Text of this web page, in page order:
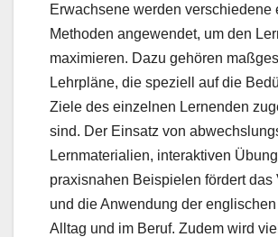
Erwachsene werden verschiedene
Methoden angewendet, um den
maximieren. Dazu gehören
Lehrpläne, die speziell auf die
Ziele des einzelnen Lernenden
sind. Der Einsatz von
Lernmaterialien, interaktiven
praxisnahen Beispielen fördert das
und die Anwendung der
Alltag und im Beruf. Zudem wird